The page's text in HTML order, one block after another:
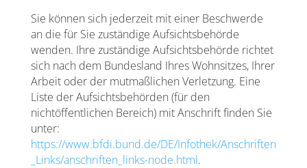
Sie können sich jederzeit mit einer Beschwerde
an die für Sie zuständige Aufsichtsbehörde
wenden. Ihre zuständige Aufsichtsbehörde richtet
sich nach dem Bundesland Ihres Wohnsitzes, Ihrer
Arbeit oder der mutmaßlichen Verletzung. Eine
Liste der Aufsichtsbehörden (für den
nichtöffentlichen Bereich) mit Anschrift finden Sie
unter:
https://www.bfdi.bund.de/DE/Infothek/Anschriften
_Links/anschriften_links-node.html.